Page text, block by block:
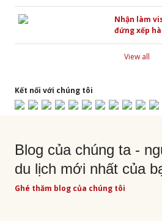
Nhận làm
đứng xếp
View all
Kết nối với chúng tôi
Blog của chúng ta -
du lịch mới nhất của
Ghé thăm blog của chúng tôi